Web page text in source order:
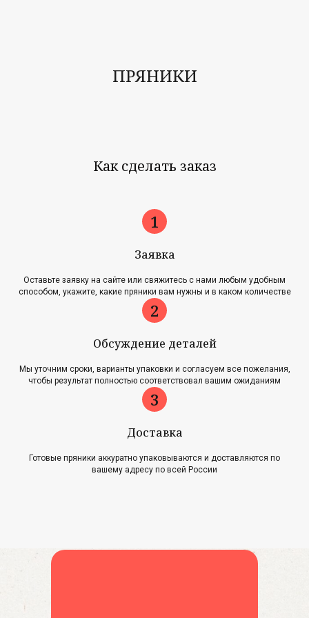
ПРЯНИКИ
Как сделать заказ
Заявка
Оставьте заявку на сайте или свяжитесь с нами любым удобным
способом, укажите, какие пряники вам нужны и в каком количестве
Обсуждение деталей
Мы уточним сроки, варианты упаковки и согласуем все пожелания,
чтобы результат полностью соответствовал вашим ожиданиям
Доставка
Готовые пряники аккуратно упаковываются и доставляются по
вашему адресу по всей России
Блог
Новости
Контакты
Главная
Наша история
Контакты